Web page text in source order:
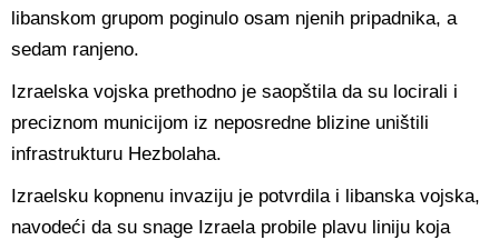
libanskom grupom poginulo osam njenih pripadnika, a
sedam ranjeno.
Izraelska vojska prethodno je saopštila da su locirali i
preciznom municijom iz neposredne blizine uništili
infrastrukturu Hezbolaha.
Izraelsku kopnenu invaziju je potvrdila i libanska vojska,
navodeći da su snage Izraela probile plavu liniju koja